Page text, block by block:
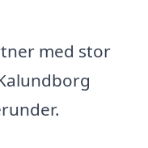
med stor